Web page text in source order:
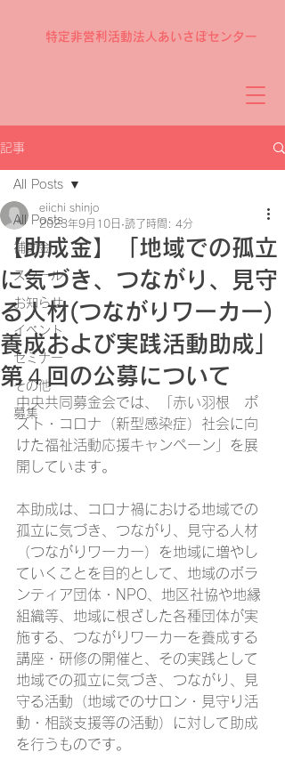
特定非営利活動法人あいさぽセンター
記事
All Posts
補助金
スクール
お知らせ
イベント
セミナー
その他
募集
All Posts
【助成金】「地域での孤立
に気づき、つながり、見守
る人材(つながりワーカー)
養成および実践活動助成」
第４回の公募について
eiichi shinjo
2023年9月10日 読了時間: 4分
中央共同募金会では、「赤い羽根　ポ
スト・コロナ（新型感染症）社会に向
けた福祉活動応援キャンペーン」を展
開しています。
本助成は、コロナ禍における地域での
孤立に気づき、つながり、見守る人材
（つながりワーカー）を地域に増やし
ていくことを目的として、地域のボラ
ンティア団体・NPO、地区社協や地縁
組織等、地域に根ざした各種団体が実
施する、つながりワーカーを養成する
講座・研修の開催と、その実践として
地域での孤立に気づき、つながり、見
守る活動（地域でのサロン・見守り活
動・相談支援等の活動）に対して助成
を行うものです。